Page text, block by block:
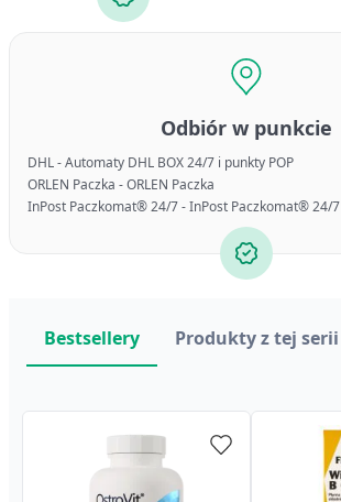
Odbiór w punkcie
DHL - Automaty DHL BOX 24/7 i punkty POP
ORLEN Paczka - ORLEN Paczka
InPost Paczkomat® 24/7 - InPost Paczkomat® 24/7
Bestsellery Produkty z tej serii